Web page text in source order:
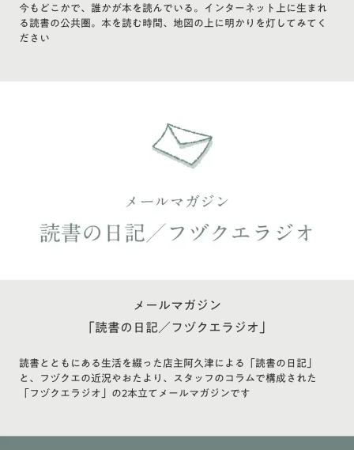
今もどこかで、誰かが本を読んでいる。インターネット上に生まれ
る読書の公共圏。本を読む時間、地図の上に明かりを灯してみてく
ださい
メールマガジン
「読書の日記／フヅクエラジオ」
読書とともにある生活を綴った店主阿久津による「読書の日記」
と、フヅクエの近況やおたより、スタッフのコラムで構成された
「フヅクエラジオ」の2本立てメールマガジンです